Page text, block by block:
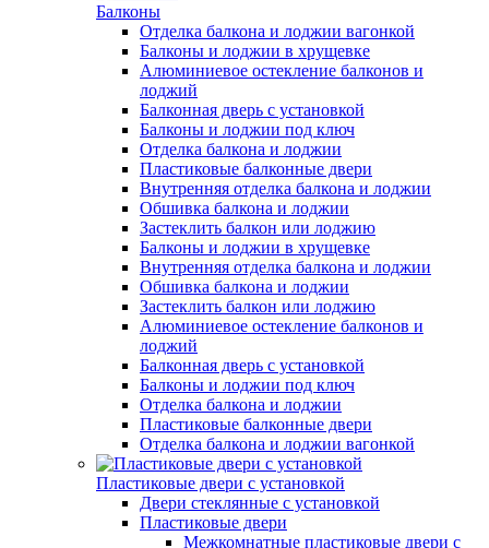
Балконы
Отделка балкона и лоджии вагонкой
Балконы и лоджии в хрущевке
Алюминиевое остекление балконов и
лоджий
Балконная дверь с установкой
Балконы и лоджии под ключ
Отделка балкона и лоджии
Пластиковые балконные двери
Внутренняя отделка балкона и лоджии
Обшивка балкона и лоджии
Застеклить балкон или лоджию
Балконы и лоджии в хрущевке
Внутренняя отделка балкона и лоджии
Обшивка балкона и лоджии
Застеклить балкон или лоджию
Алюминиевое остекление балконов и
лоджий
Балконная дверь с установкой
Балконы и лоджии под ключ
Отделка балкона и лоджии
Пластиковые балконные двери
Отделка балкона и лоджии вагонкой
Пластиковые двери с установкой
Двери стеклянные с установкой
Пластиковые двери
Межкомнатные пластиковые двери с